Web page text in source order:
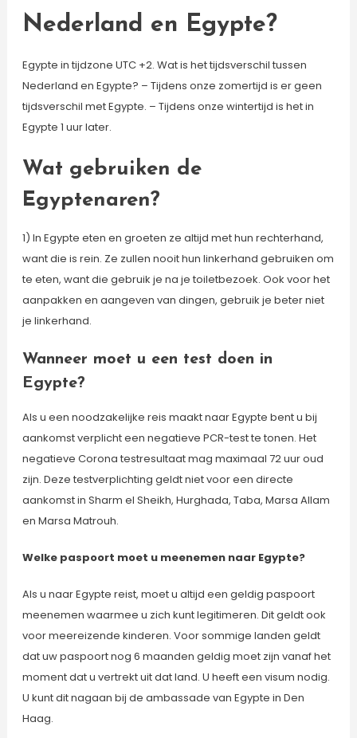
Nederland en Egypte?
Egypte in tijdzone UTC +2. Wat is het tijdsverschil tussen
Nederland en Egypte? – Tijdens onze zomertijd is er geen
tijdsverschil met Egypte. – Tijdens onze wintertijd is het in
Egypte 1 uur later.
Wat gebruiken de
Egyptenaren?
1) In Egypte eten en groeten ze altijd met hun rechterhand,
want die is rein. Ze zullen nooit hun linkerhand gebruiken om
te eten, want die gebruik je na je toiletbezoek. Ook voor het
aanpakken en aangeven van dingen, gebruik je beter niet
je linkerhand.
Wanneer moet u een test doen in
Egypte?
Als u een noodzakelijke reis maakt naar Egypte bent u bij
aankomst verplicht een negatieve PCR-test te tonen. Het
negatieve Corona testresultaat mag maximaal 72 uur oud
zijn. Deze testverplichting geldt niet voor een directe
aankomst in Sharm el Sheikh, Hurghada, Taba, Marsa Allam
en Marsa Matrouh.
Welke paspoort moet u meenemen naar Egypte?
Als u naar Egypte reist, moet u altijd een geldig paspoort
meenemen waarmee u zich kunt legitimeren. Dit geldt ook
voor meereizende kinderen. Voor sommige landen geldt
dat uw paspoort nog 6 maanden geldig moet zijn vanaf het
moment dat u vertrekt uit dat land. U heeft een visum nodig.
U kunt dit nagaan bij de ambassade van Egypte in Den
Haag.